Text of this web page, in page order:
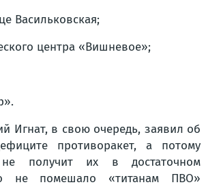
Васильковская;
центра «Вишневое»;
Игнат, в свою очередь, заявил об
противоракет, а потому
получит их в достаточном
не помешало «титанам ПВО»